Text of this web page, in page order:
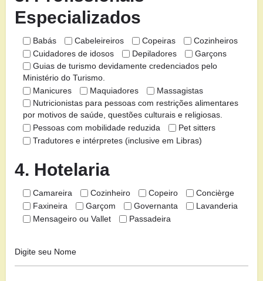
Especializados
Babás Cabeleireiros Copeiras
Cozinheiros
Cuidadores de idosos
Depiladores
Garçons
Guias de turismo devidamente credenciados pelo
Ministério do Turismo.
Manicures
Maquiadores
Massagistas
Nutricionistas para pessoas com restrições alimentares
por motivos de saúde, questões culturais e religiosas.
Pessoas com mobilidade reduzida
Pet sitters
Tradutores e intérpretes (inclusive em Libras)
4. Hotelaria
Camareira Cozinheiro Copeiro
Concièrge
Faxineira
Garçom Governanta
Lavanderia
Mensageiro ou Vallet
Passadeira